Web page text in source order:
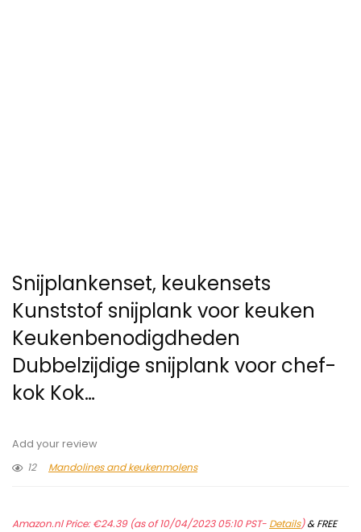
Snijplankenset, keukensets
Kunststof snijplank voor keuken
Keukenbenodigdheden
Dubbelzijdige snijplank voor chef-
kok Kok…
Add your review
12
Mandolines and keukenmolens
Amazon.nl Price:€24.39(as of 10/04/2023 05:10 PST- Details)&FREE